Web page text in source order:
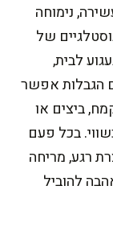
נימוחה
של
לבית,
הגבלות אפשר
ביצים או
בכל פעם
רגע, מריחה
להוביל